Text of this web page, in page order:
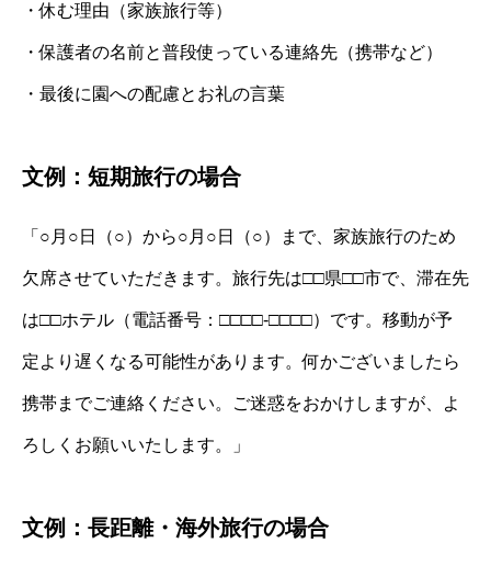
・休む理由（家族旅行等）
・保護者の名前と普段使っている連絡先（携帯など）
・最後に園への配慮とお礼の言葉
文例：短期旅行の場合
「○月○日（○）から○月○日（○）まで、家族旅行のため
欠席させていただきます。旅行先は□□県□□市で、滞在先
は□□ホテル（電話番号：□□□□-□□□□）です。移動が予
定より遅くなる可能性があります。何かございましたら
携帯までご連絡ください。ご迷惑をおかけしますが、よ
ろしくお願いいたします。」
文例：長距離・海外旅行の場合